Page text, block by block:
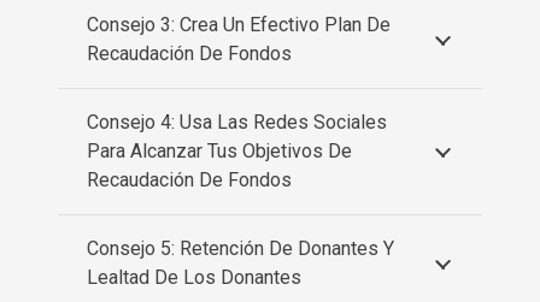
Consejo 3: Crea Un Efectivo Plan De
Recaudación De Fondos
Consejo 4: Usa Las Redes Sociales
Para Alcanzar Tus Objetivos De
Recaudación De Fondos
Consejo 5: Retención De Donantes Y
Lealtad De Los Donantes